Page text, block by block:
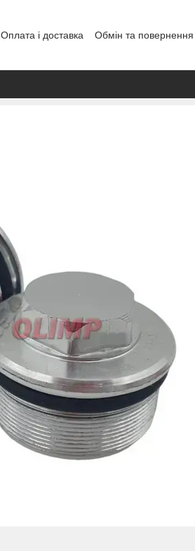
Оплата і доставка Обмін та повернення